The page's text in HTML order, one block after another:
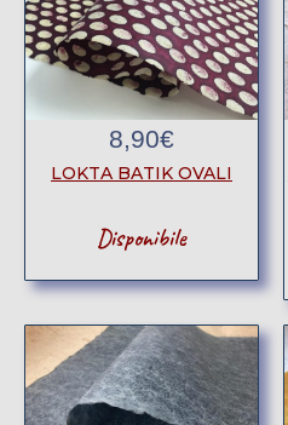
8,90€
LOKTA BATIK OVALI
Disponibile